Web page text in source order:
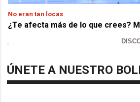
No eran tan locas
¿Te afecta más de lo que crees?
ÚNETE A NUESTRO